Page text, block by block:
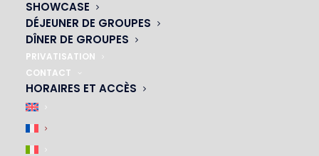
SHOWCASE
DÉJEUNER DE GROUPES
DÎNER DE GROUPES
PRIVATISATION
CONTACT
HORAIRES ET ACCÈS